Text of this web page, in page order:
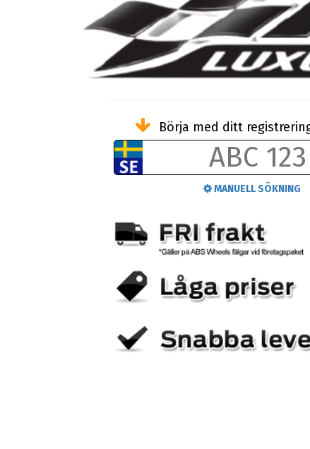
Börja med ditt
MANUELL SÖKNING